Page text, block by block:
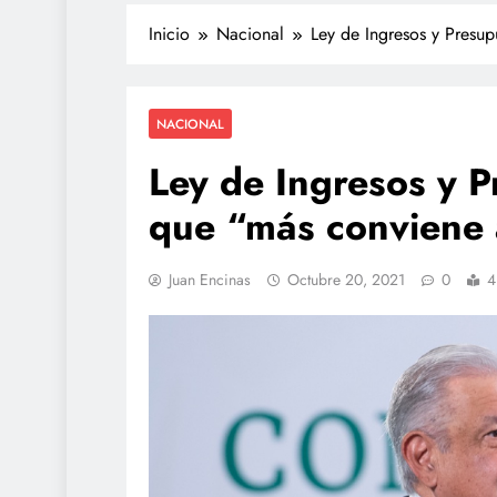
Inicio Nacional Ley de Ingresos y
NACIONAL
Ley de Ingresos y
que “más
Juan Encinas Octubre 20, 2021 0